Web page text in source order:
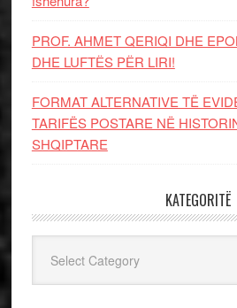
PROF. AHMET QERIQI DHE
DHE LUFTЁS PЁR LIRI!
FORMAT ALTERNATIVE TË
TARIFËS POSTARE NË
SHQIPTARE
KATEGORITË